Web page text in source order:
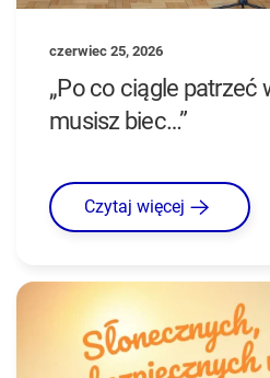
czerwiec 25, 2026
„Po co ciągle patrzeć
musisz biec…”
Czytaj więcej